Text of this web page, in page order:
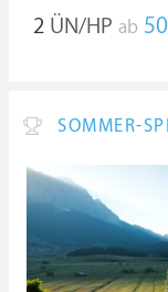
2 ÜN/HP ab
SOMMER-